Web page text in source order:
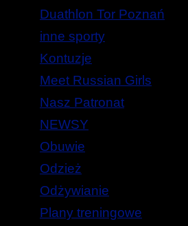
Duathlon Tor Poznań
inne sporty
Kontuzje
Meet Russian Girls
Nasz Patronat
NEWSY
Obuwie
Odzież
Odżywianie
Plany treningowe